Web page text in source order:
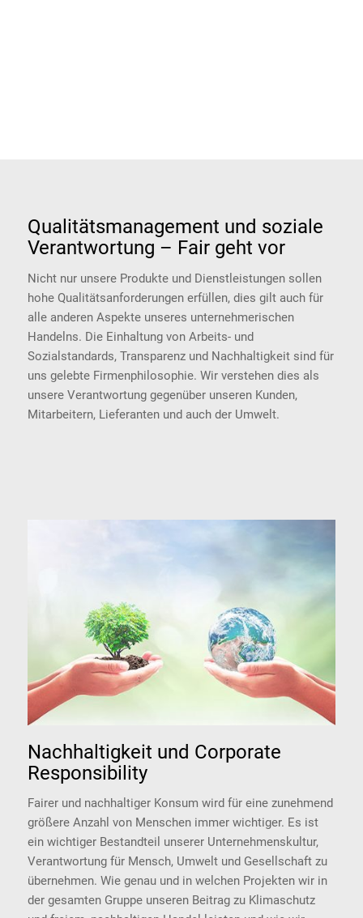
Qualitätsmanagement und soziale
Verantwortung – Fair geht vor
Nicht nur unsere Produkte und Dienstleistungen sollen
hohe Qualitätsanforderungen erfüllen, dies gilt auch für
alle anderen Aspekte unseres unternehmerischen
Handelns. Die Einhaltung von Arbeits- und
Sozialstandards, Transparenz und Nachhaltigkeit sind für
uns gelebte Firmenphilosophie. Wir verstehen dies als
unsere Verantwortung gegenüber unseren Kunden,
Mitarbeitern, Lieferanten und auch der Umwelt.
Nachhaltigkeit und Corporate
Responsibility
Fairer und nachhaltiger Konsum wird für eine zunehmend
größere Anzahl von Menschen immer wichtiger. Es ist
ein wichtiger Bestandteil unserer Unternehmenskultur,
Verantwortung für Mensch, Umwelt und Gesellschaft zu
übernehmen. Wie genau und in welchen Projekten wir in
der gesamten Gruppe unseren Beitrag zu Klimaschutz